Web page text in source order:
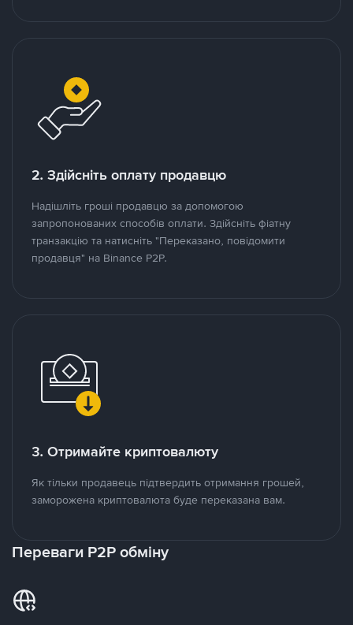
2. Здійсніть оплату продавцю
Надішліть гроші продавцю за допомогою
запропонованих способів оплати. Здійсніть фіатну
транзакцію та натисніть "Переказано, повідомити
продавця" на Binance P2P.
3. Отримайте криптовалюту
Як тільки продавець підтвердить отримання грошей,
заморожена криптовалюта буде переказана вам.
Переваги P2P обміну